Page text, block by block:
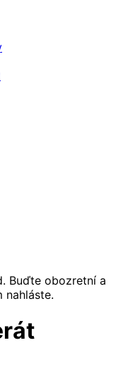
Buďte obozretní a
nahláste.